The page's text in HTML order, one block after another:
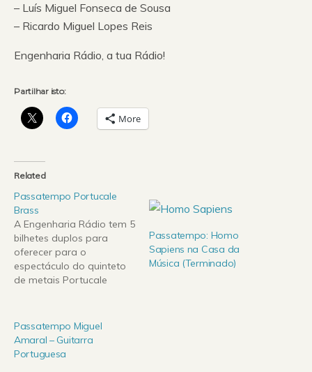
– Luís Miguel Fonseca de Sousa
– Ricardo Miguel Lopes Reis
Engenharia Rádio, a tua Rádio!
Partilhar isto:
More
Related
Passatempo Portucale
Brass
A Engenharia Rádio tem 5
bilhetes duplos para
oferecer para o
espectáculo do quinteto
de metais Portucale
sábado.Portucale Brass
na Casa da Música no dia
24 de Outubro às
12:00.Para ganhares 1
Passatempo: Homo
Sapiens na Casa da
Música (Terminado)
Passatempo Miguel
Amaral – Guitarra
Portuguesa